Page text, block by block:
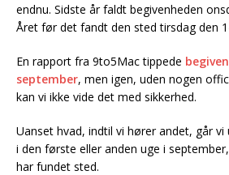
endnu. Sidste år faldt begivenheden
Året før det fandt den sted tirsdag den
En rapport fra 9to5Mac tippede
september, men igen, uden nogen
kan vi ikke vide det med sikkerhed.
Uanset hvad, indtil vi hører andet, går
i den første eller anden uge i
har fundet sted.